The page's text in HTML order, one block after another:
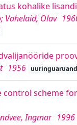
kohalike
Vahelaid, Olav
1956
control scheme
Ingmar 1996